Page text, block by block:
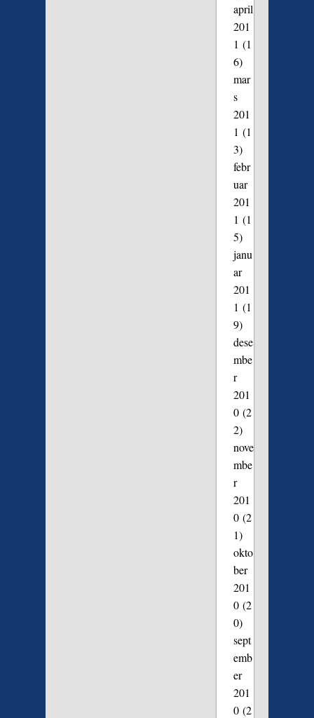
april
201
1 (1
6)
mar
s
201
1 (1
3)
febr
uar
201
1 (1
5)
janu
ar
201
1 (1
9)
dese
mbe
r
201
0(2
2)
nove
mbe
r
201
0(2
1)
okto
ber
201
0(2
0)
sept
emb
er
201
0(2